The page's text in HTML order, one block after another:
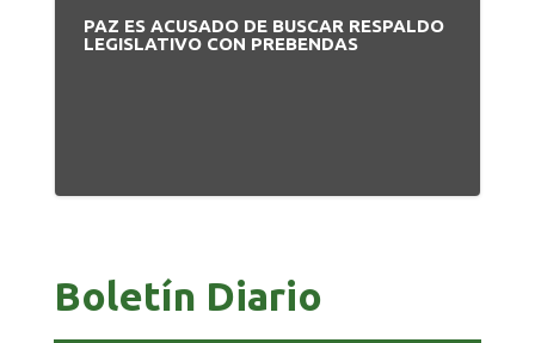
PAZ ES ACUSADO DE BUSCAR RESPALDO
LEGISLATIVO CON PREBENDAS
Boletín Diario